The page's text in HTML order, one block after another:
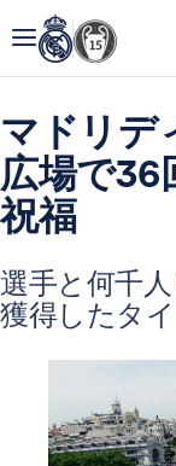
マドリデ
広場で36
祝福
選手と何千
獲得したタ